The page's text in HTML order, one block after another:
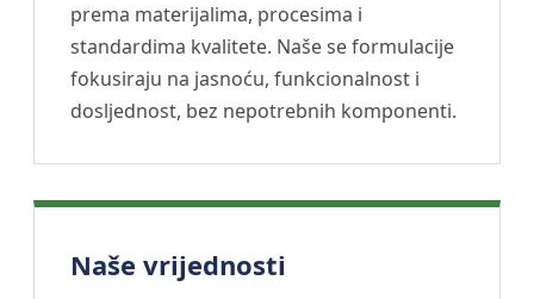
prema materijalima, procesima i
standardima kvalitete. Naše se formulacije
fokusiraju na jasnoću, funkcionalnost i
dosljednost, bez nepotrebnih komponenti.
Naše vrijednosti